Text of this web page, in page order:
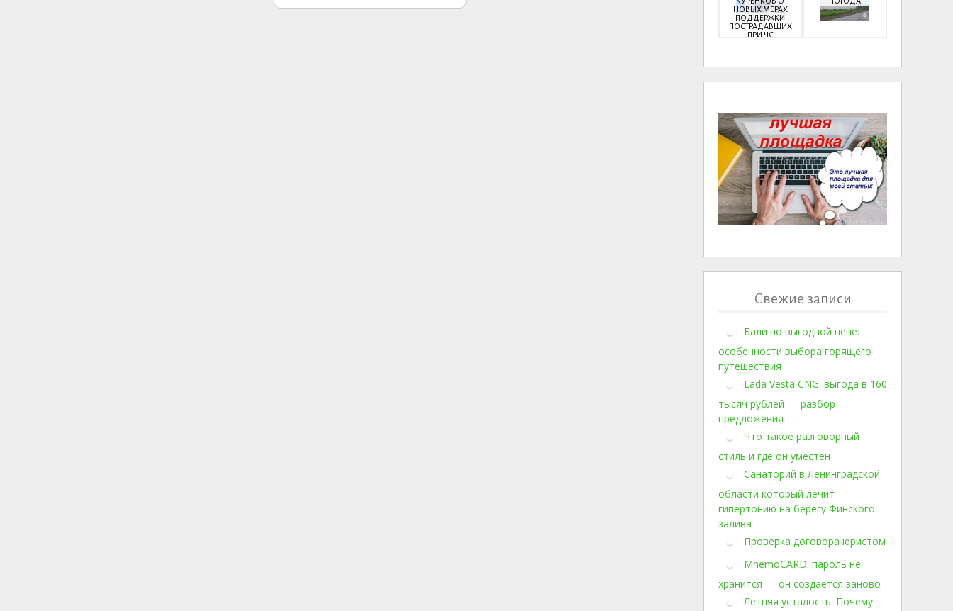
НОВЫХ МЕРАХ
ПОДДЕРЖКИ
ПОСТРАДАВШИХ
ПРИ ЧС
Свежие записи
Бали по выгодной цене:
особенности выбора горящего
путешествия
Lada Vesta CNG: выгода в 160
тысяч рублей — разбор
предложения
Что такое разговорный
стиль и где он уместен
Санаторий в Ленинградской
области который лечит
гипертонию на берегу Финского
залива
Проверка договора юристом
MnemoCARD: пароль не
хранится — он создаётся заново
Летняя усталость. Почему